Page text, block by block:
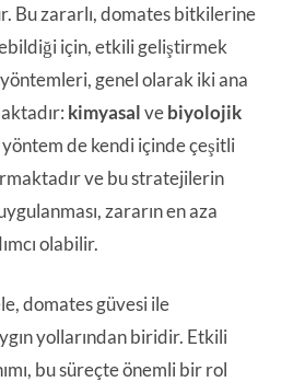
Bu zararlı, domates bitkilerine
için, etkili geliştirmek
genel olarak iki ana
kimyasalvebiyolojik
de kendi içinde çeşitli
ve bu stratejilerin
zararın en aza
olabilir.
domates güvesi ile
yollarından biridir. Etkili
bu süreçte önemli bir rol